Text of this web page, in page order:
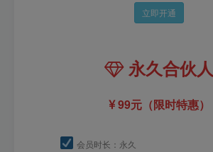
立即开通
永久合伙人
99元（限时特惠）
会员时长：永久